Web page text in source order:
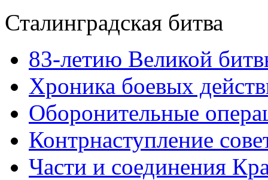
Сталинградская битва
83-летию Великой
Хроника боевых
Оборонительные
Контрнаступление
Части и соединения